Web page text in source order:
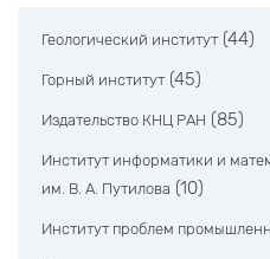
Геологический институт (44)
Горный институт (45)
Издательство КНЦ РАН (85)
Институт информатики и
им. В. А. Путилова (10)
Институт проблем